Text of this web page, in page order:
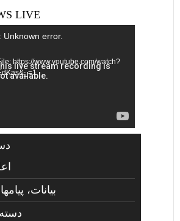
LIVE
Unknown error.
https://www.youtube.com/watch?
بیانات،